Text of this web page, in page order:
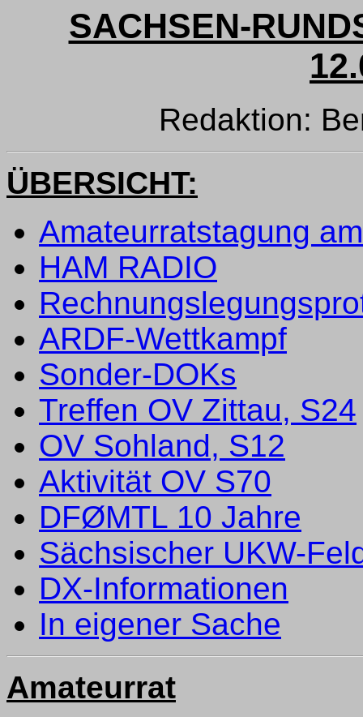
SACHSEN-
Redaktion:
ÜBERSICHT:
Amateurratstagung
HAM RADIO
ARDF-Wettkampf
Sonder-DOKs
Treffen OV Zittau, S24
OV Sohland, S12
Aktivität OV S70
DFØMTL 10 Jahre
Sächsischer UKW-
DX-Informationen
In eigener Sache
Amateurrat